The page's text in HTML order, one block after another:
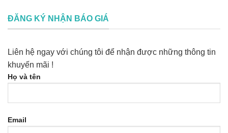
ĐĂNG KÝ NHẬN BÁO GIÁ
Liên hệ ngay với chúng tôi để nhận được những thông tin
khuyến mãi !
Họ và tên
Email